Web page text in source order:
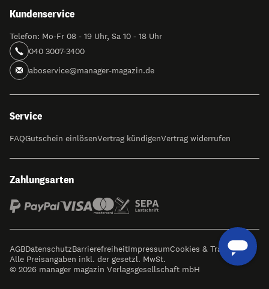
Kundenservice
Telefon: Mo-Fr 08 - 19 Uhr, Sa 10 - 18 Uhr
040 3007-3400
aboservice@manager-magazin.de
Service
FAQGutschein einlösenVertrag kündigenVertrag widerrufen
Zahlungsarten
AGBDatenschutzBarrierefreiheitImpressumCookies & Tracking
Alle Preisangaben inkl. der gesetzl. MwSt.
© 2026 manager magazin Verlagsgesellschaft mbH